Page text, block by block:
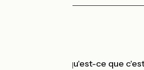
Accueil Vélo qu'est-ce que